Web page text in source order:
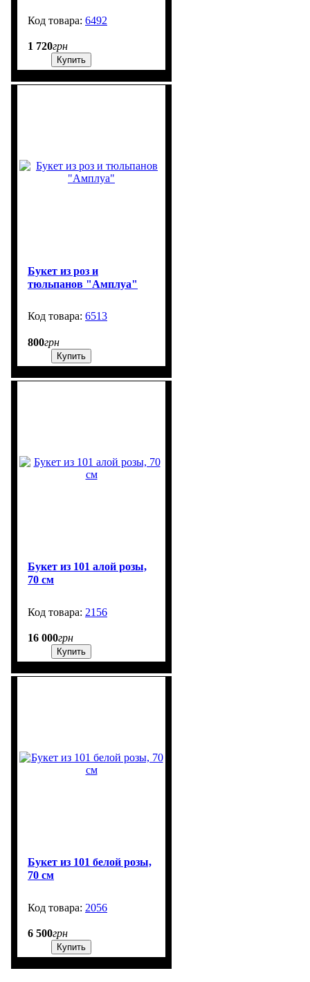
6492
1 720грн
Купить
Букет из роз и
тюльпанов "Амплуа"
6513
800грн
Купить
Букет из 101 алой розы,
70 см
2156
16 000грн
Купить
Букет из 101 белой розы,
70 см
2056
6 500грн
Купить